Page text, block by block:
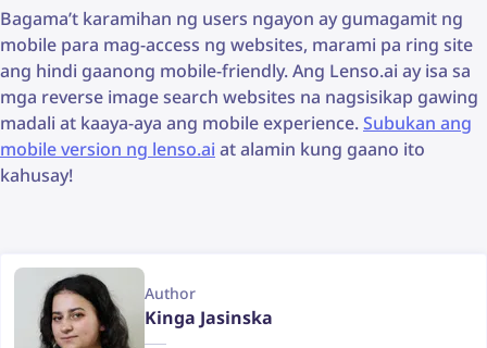
Bagama’t karamihan ng users ngayon ay gumagamit ng
mobile para mag-access ng websites, marami pa ring site
ang hindi gaanong mobile-friendly. Ang Lenso.ai ay isa sa
mga reverse image search websites na nagsisikap gawing
madali at kaaya-aya ang mobile experience.Subukan ang
mobile version ng lenso.ai at alamin kung gaano ito
kahusay!
Author
Kinga Jasinska